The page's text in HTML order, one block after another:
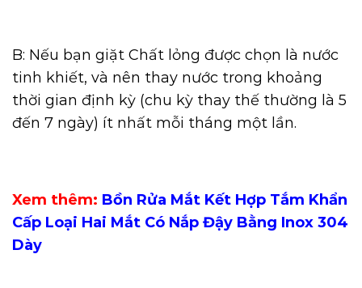
B: Nếu bạn giặt Chất lỏng được chọn là nước
tinh khiết, và nên thay nước trong khoảng
thời gian định kỳ (chu kỳ thay thế thường là 5
đến 7 ngày) ít nhất mỗi tháng một lần.
Xem thêm: Bồn Rửa Mắt Kết Hợp Tắm Khẩn
Cấp Loại Hai Mắt Có Nắp Đậy Bằng Inox 304
Dày